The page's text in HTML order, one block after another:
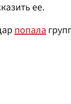
ее.
попала